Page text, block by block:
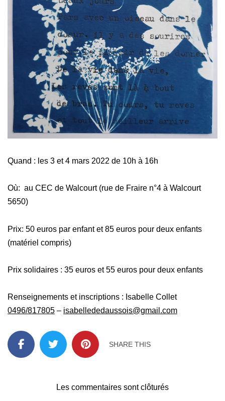
Quand : les 3 et 4 mars 2022 de 10h à 16h
Où: au CEC de Walcourt (rue de Fraire n°4 à Walcourt
5650)
Prix: 50 euros par enfant et 85 euros pour deux enfants
(matériel compris)
Prix solidaires : 35 euros et 55 euros pour deux enfants
Renseignements et inscriptions : Isabelle Collet
0496/817805 – isabellededaussois@gmail.com
SHARE THIS
Les commentaires sont clôturés